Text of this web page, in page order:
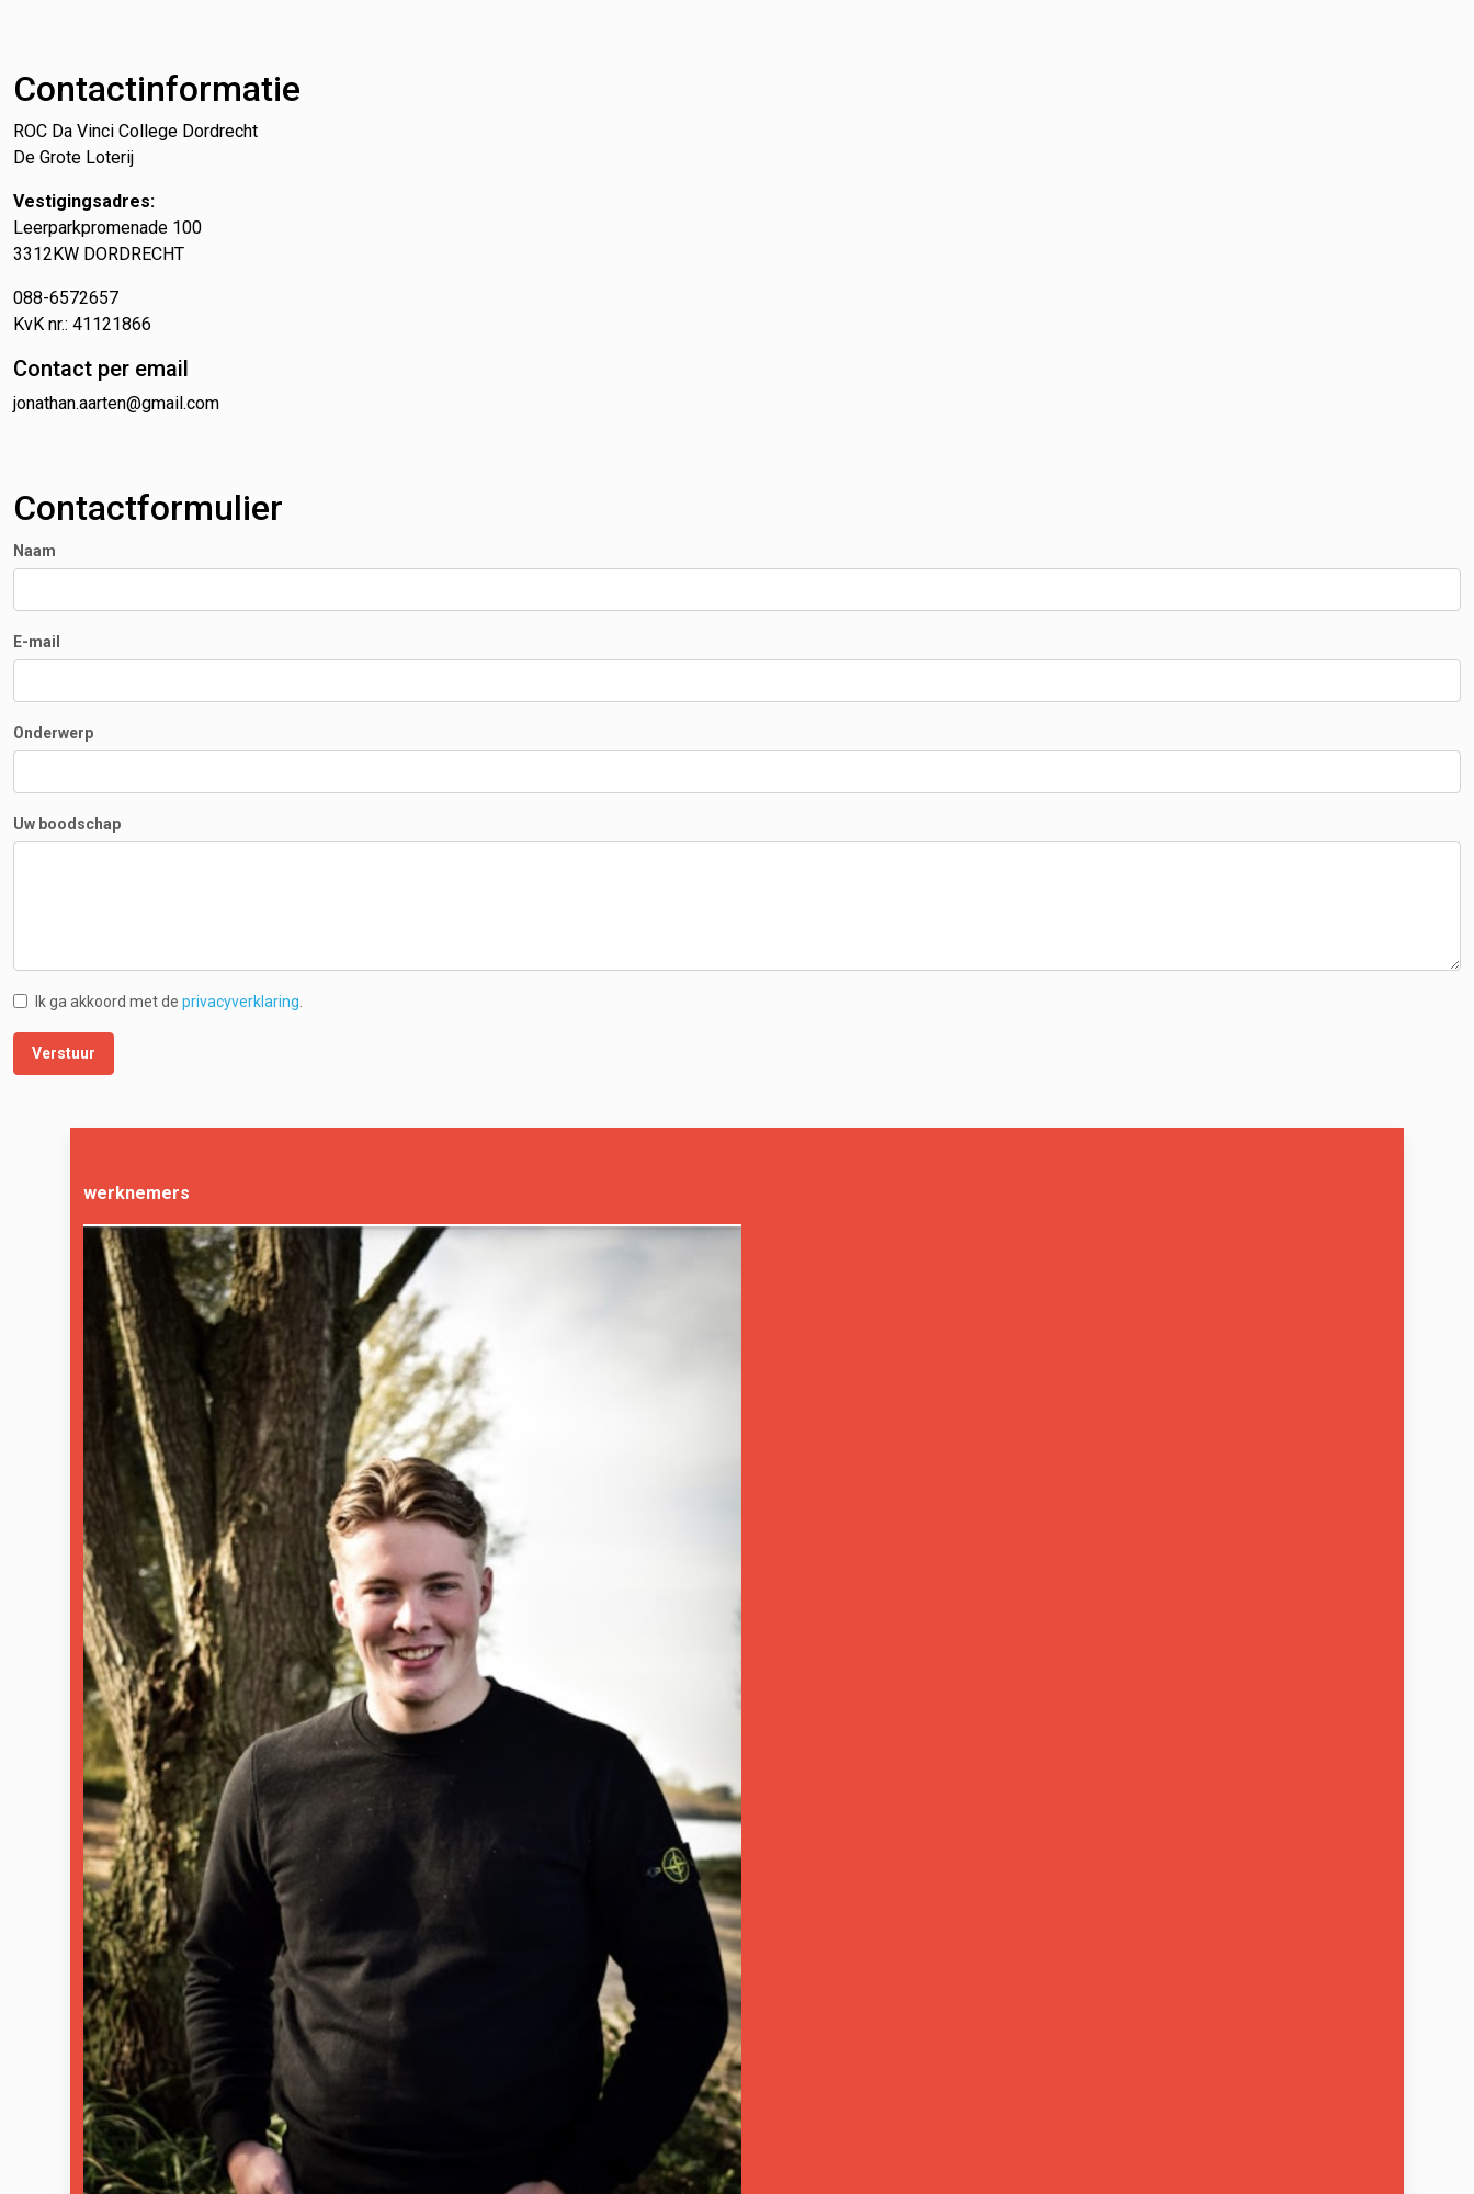
Contact
Contactinformatie
ROC Da Vinci College Dordrecht
De Grote Loterij
Vestigingsadres:
Leerparkpromenade 100
3312KW DORDRECHT
088-6572657
KvK nr.: 41121866
Contact per email
jonathan.aarten@gmail.com
Contactformulier
Naam
E-mail
Onderwerp
Uw boodschap
Ik ga akkoord met de privacyverklaring
werknemers